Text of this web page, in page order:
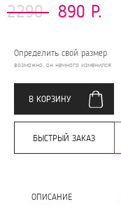
2290 890 Р.
Определить свой размер
возможно, он немного изменился
В КОРЗИНУ
БЫСТРЫЙ ЗАКАЗ
ОПИСАНИЕ